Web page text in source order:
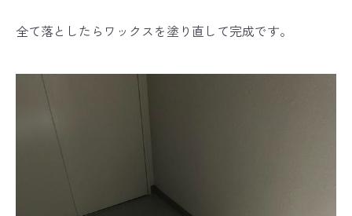
全て落としたらワックスを塗り直して完成です。